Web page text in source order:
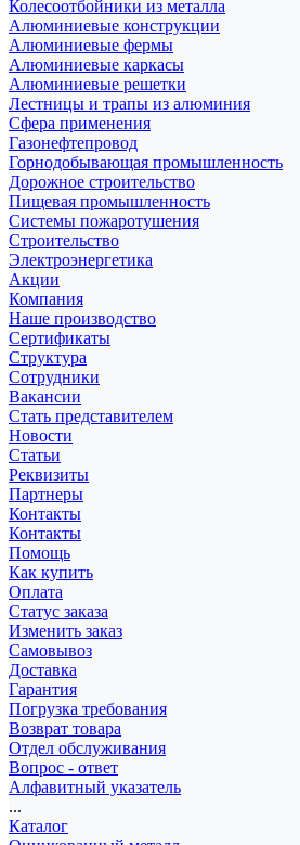
Колесоотбойники из металла
Алюминиевые конструкции
Алюминиевые фермы
Алюминиевые каркасы
Алюминиевые решетки
Лестницы и трапы из алюминия
Сфера применения
Газонефтепровод
Горнодобывающая промышленность
Дорожное строительство
Пищевая промышленность
Системы пожаротушения
Строительство
Электроэнергетика
Акции
Компания
Наше производство
Сертификаты
Структура
Сотрудники
Вакансии
Стать представителем
Новости
Статьи
Реквизиты
Партнеры
Контакты
Контакты
Помощь
Как купить
Оплата
Статус заказа
Изменить заказ
Самовывоз
Доставка
Гарантия
Погрузка требования
Возврат товара
Отдел обслуживания
Вопрос - ответ
Алфавитный указатель
...
Каталог